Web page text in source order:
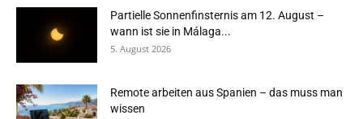
Partielle Sonnenfinsternis am 12. August –
wann ist sie in Málaga...
5. August 2026
Remote arbeiten aus Spanien – das muss man
wissen